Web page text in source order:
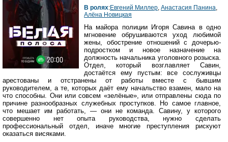
В ролях:Евгений Миллер, Анастасия Панина,
Алёна Новицкая
На майора полиции Игоря Савина в одно
мгновение обрушиваются уход любимой
жены, обострение отношений с дочерью-
подростком и новое назначение на
должность начальника уголовного розыска.
Отдел, который возглавляет Савин,
достаётся ему пустым: все сослуживцы
арестованы и отстранены от работы вместе с бывшим
руководителем, а те, которых даёт ему начальство взамен, мало на
что способны. Они или совсем «зелёные», или отправлены сюда по
причине разнообразных служебных проступков. Но самое главное,
что мешает им работать, — они не команда. Савину, у которого
совершенно нет опыта руководства, нужно сделать
профессиональный отдел, иначе многие преступления рискуют
оказаться висяками.